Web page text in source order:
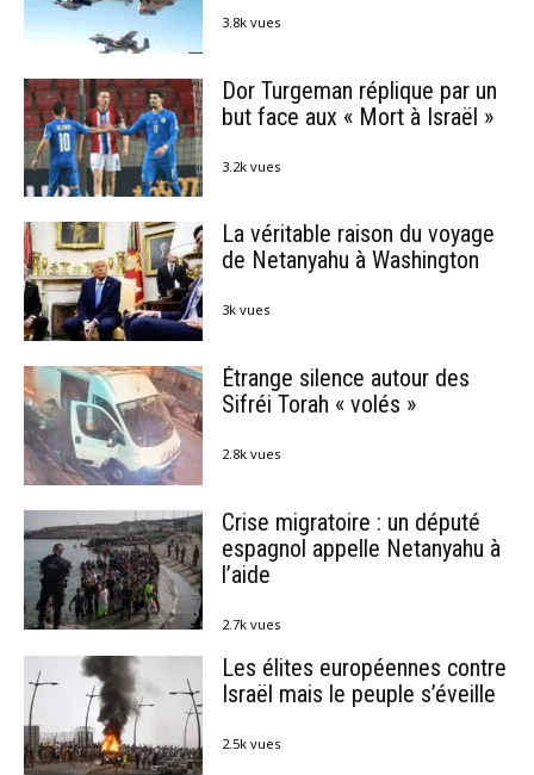
3.8k vues
Dor Turgeman réplique par un
but face aux « Mort à Israël »
3.2k vues
La véritable raison du voyage
de Netanyahu à Washington
3k vues
Étrange silence autour des
Sifréi Torah « volés »
2.8k vues
Crise migratoire : un député
espagnol appelle Netanyahu à
l’aide
2.7k vues
Les élites européennes contre
Israël mais le peuple s’éveille
2.5k vues